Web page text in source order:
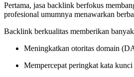
Pertama, jasa backlink berfokus
profesional umumnya menawarkan
Backlink berkualitas memberikan
Meningkatkan otoritas domain
Mempercepat peringkat kata kunci